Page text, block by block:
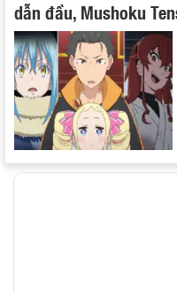
dẫn đầu, Mushoku